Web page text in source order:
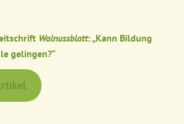
Walnussblatt: „Kann Bildung
gelingen?“